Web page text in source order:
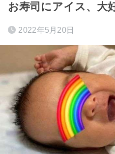
お寿司にアイス、
2022年5月20日